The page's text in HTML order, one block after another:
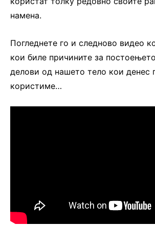
намена.
Погледнете го и следново видео
кои биле причините за
делови од нашето тело кои денес
користиме…